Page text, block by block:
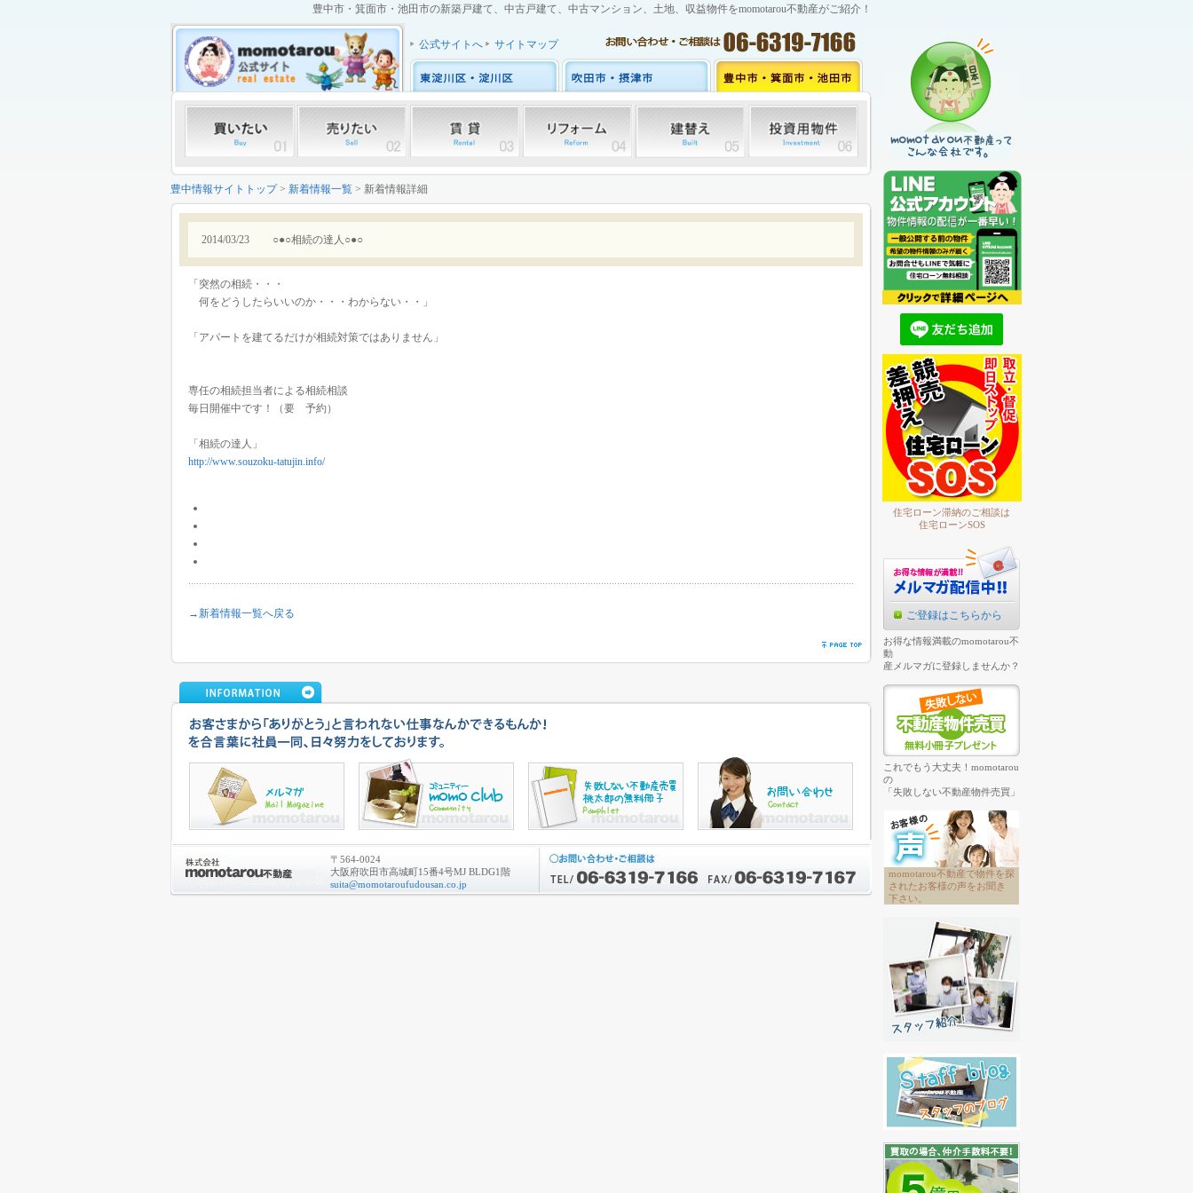
豊中市・箕面市・池田市の新築戸建て、中古戸建て、中古マンション、土地、収益物件をmomotarou不動産がご紹介！
公式サイトへ サイトマップ
豊中情報サイトトップ> 新着情報一覧 > 新着情報詳細
2014/03/23 ○●○相続の達人○●○
「突然の相続・・・
何をどうしたらいいのか・・・わからない・・」
「アパートを建てるだけが相続対策ではありません」
専任の相続担当者による相続相談
毎日開催中です！（要 予約）
「相続の達人」
http://www.souzoku-tatujin.info/
→新着情報一覧へ戻る
〒564-0024
大阪府吹田市高城町15番4号MJ BLDG1階
suita@momotaroufudousan.co.jp
住宅ローン滞納のご相談は
住宅ローンSOS
ご登録はこちらから
お得な情報満載のmomotarou不
動
産メルマガに登録しませんか？
これでもう大丈夫！momotarou
の
「失敗しない不動産物件売買」
momotarou不動産で物件を探
されたお客様の声をお聞き
下さい。